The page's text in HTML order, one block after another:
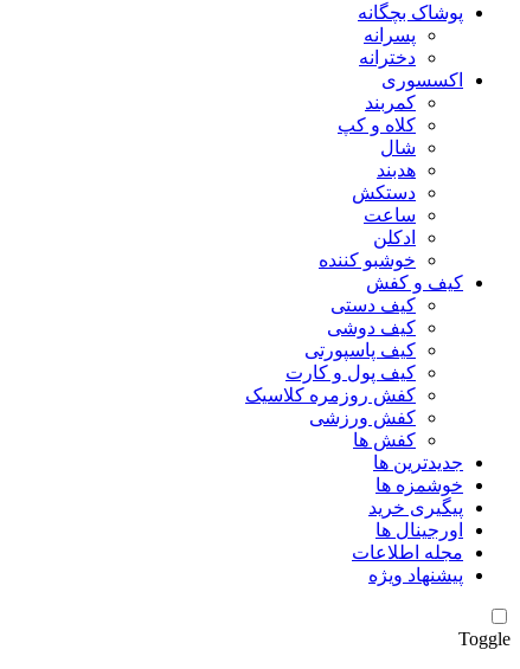
پوشاک بچگانه
پسرانه
دخترانه
اکسسوری
کمربند
کلاه و کپ
شال
هدبند
دستکش
ساعت
ادکلن
خوشبو کننده
کیف و کفش
کیف دستی
کیف دوشی
کیف پاسپورتی
کیف پول و کارت
کفش روزمره کلاسیک
کفش ورزشی
کفش ها
جدیدترین ها
خوشمزه ها
پیگیری خرید
اورجینال ها
مجله اطلاعات
پیشنهاد ویژه
Toggle